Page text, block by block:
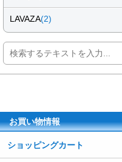
LAVAZA(2)
お買い物情報
ショッピングカート